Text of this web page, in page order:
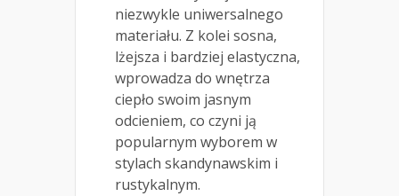
niezwykle uniwersalnego
materiału. Z kolei sosna,
lżejsza i bardziej elastyczna,
wprowadza do wnętrza
ciepło swoim jasnym
odcieniem, co czyni ją
popularnym wyborem w
stylach skandynawskim i
rustykalnym.